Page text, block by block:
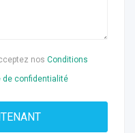
nos Conditions
de confidentialité